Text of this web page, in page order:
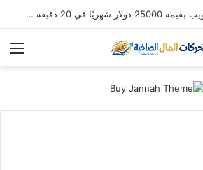
كيفية إنشاء تطبيق ويب بقيمة 25000 دولار شهريًا في 20 دقيقة (باستخدام Hostinger Horizons AI)